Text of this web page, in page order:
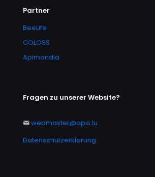
Partner
BeeLife
COLOSS
Apimondia
Fragen zu unserer Website?
webmaster@apis.lu
Datenschutzerklärung